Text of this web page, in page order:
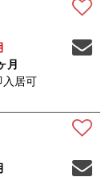
月
居可